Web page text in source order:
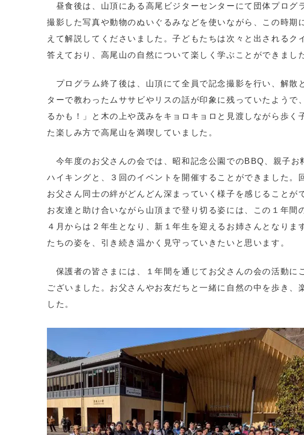
昼食後は、山頂にある高尾ビジターセンターにて団体プログ
撮影した写真や動物のぬいぐるみなどを使いながら、この時期
えて解説してくださいました。子どもたちは次々と出されるク
答えており、高尾山の自然について楽しく学ぶことができまし
プログラム終了後は、山頂にて全員で記念撮影を行い、解散
ターで教わったムササビやリスの話が印象に残っていたようで
るかも！」と木の上や茂みをキョロキョロと見渡しながら歩く
た楽しみ方で高尾山を満喫していました。
今年度のお父さんの会では、昭和記念公園でのBBQ、親子お
ハイキングと、３回のイベントを開催することができました。
お父さん同士の絆がどんどん深まっていく様子を感じることが
お友達と助け合いながら山頂まで登り切る姿には、この１年間
４月からは２年生となり、新１年生を迎えるお姉さんとなりま
たちの姿を、引き続き温かく見守っていきたいと思います。
保護者の皆さまには、１年間を通じてお父さんの会の活動に
ございました。お父さんやお友だちと一緒に自然の中を歩き、
した。